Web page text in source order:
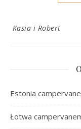
Kasia i Robert
Estonia
Łotwa